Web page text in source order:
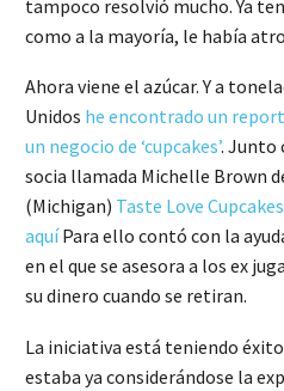
tampoco resolvió mucho. Ya
como a la mayoría, le había
Ahora viene el azúcar. Y a
Unidos he encontrado un
un negocio de ‘cupcakes’. Junto
socia llamada Michelle Brown
(Michigan) Taste Love
aquíPara ello contó con la
en el que se asesora a los ex
su dinero cuando se retiran.
La iniciativa está teniendo
estaba ya considerándose la